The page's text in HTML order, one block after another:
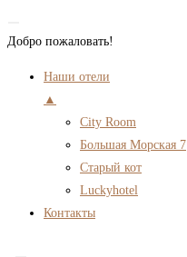
Добро пожаловать!
Наши отели
▲
City Room
Большая Морская 7
Старый кот
Luckyhotel
Контакты